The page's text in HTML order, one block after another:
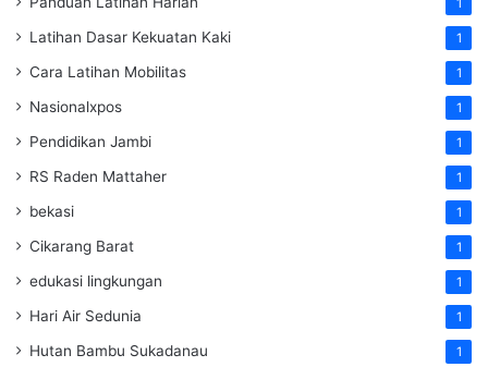
1
Latihan Dasar Kekuatan Kaki 1
Cara Latihan Mobilitas 1
Nasionalxpos 1
Pendidikan Jambi 1
RS Raden Mattaher 1
bekasi 1
Cikarang Barat 1
edukasi lingkungan 1
Hari Air Sedunia 1
Hutan Bambu Sukadanau 1